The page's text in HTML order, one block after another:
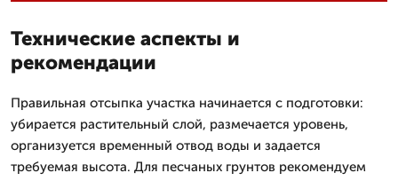
Технические аспекты и
рекомендации
Правильная отсыпка участка начинается с подготовки:
убирается растительный слой, размечается уровень,
организуется временный отвод воды и задается
требуемая высота. Для песчаных грунтов рекомендуем